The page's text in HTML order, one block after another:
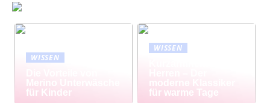
WISSEN
Merino Unterwäsche
für Kinder
WISSEN
moderne Klassiker
für warme Tage